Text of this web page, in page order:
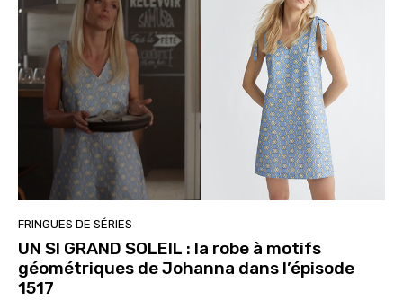
FRINGUES DE SÉRIES
UN SI GRAND SOLEIL : la robe à motifs
géométriques de Johanna dans l’épisode
1517